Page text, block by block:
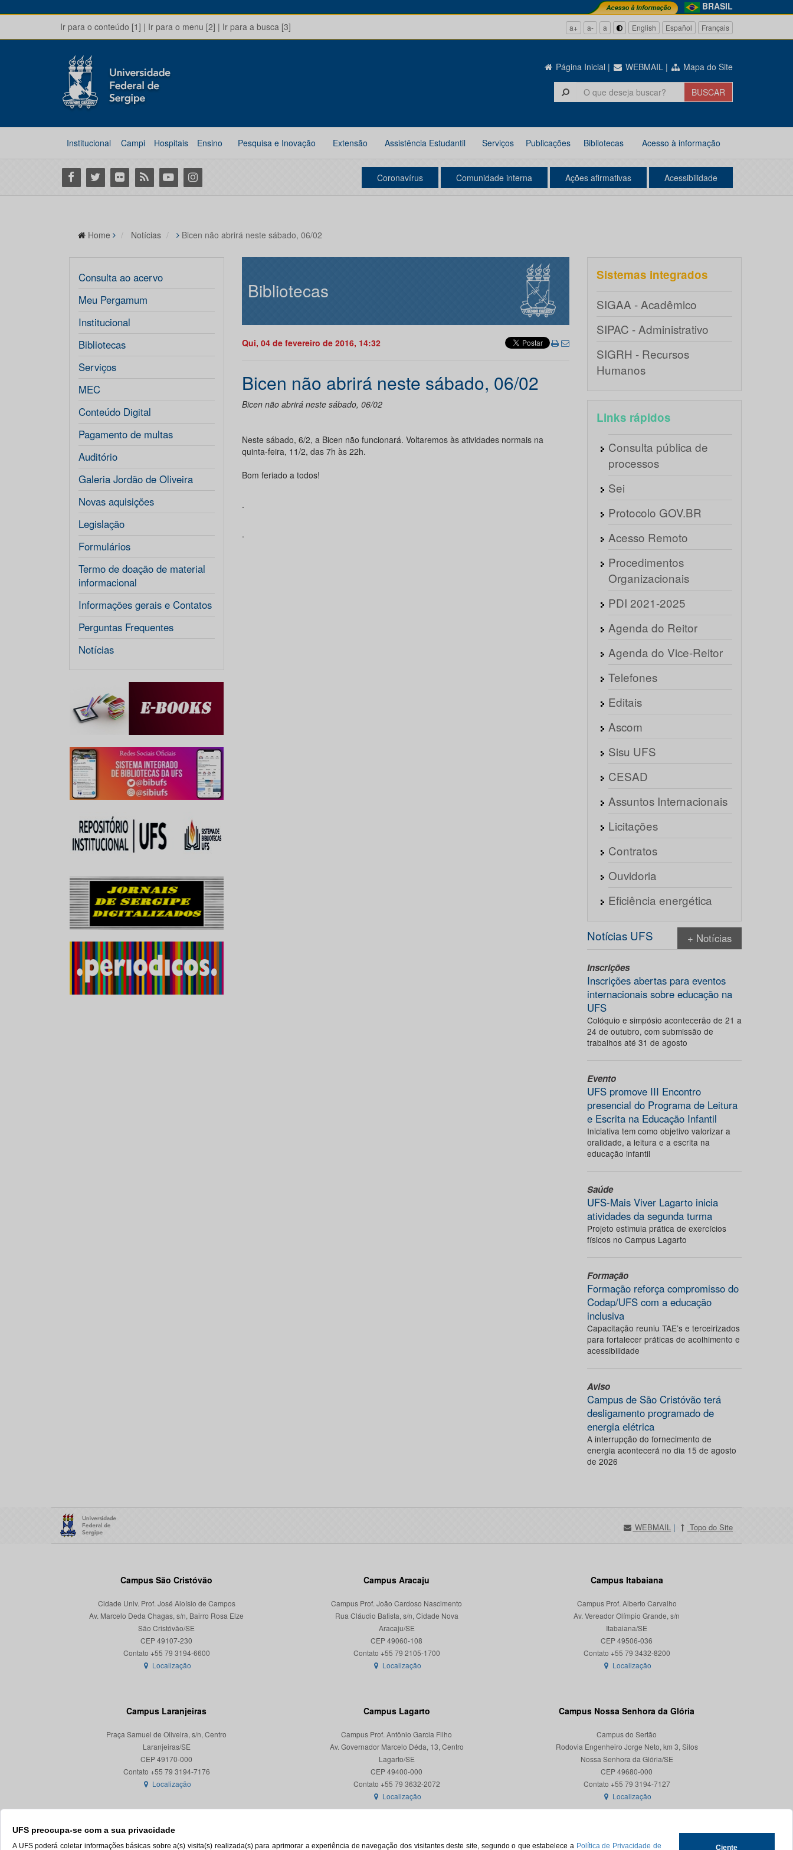
BRASIL
Ir para o conteúdo [1] | Ir para o menu [2] | Ir para a busca [3] a+ a- a English Español Français
Página Inicial | WEBMAIL | Mapa do Site
Institucional Campi Hospitais Ensino Pesquisa e Inovação Extensão Assistência Estudantil Serviços Publicações Bibliotecas Acesso à informação
Facebook
Twitter Flickr RSS YoutubeInstagram Coronavírus Comunidade interna Ações afirmativas Acessibilidade
UFS preocupa-se com a sua privacidade
A UFS poderá coletar informações básicas sobre a(s) visita(s) realizada(s) para aprimorar a experiência de navegação dos visitantes deste site, segundo o que estabelece a Política de Privacidade de Ciente
Home Notícias Bicen não abrirá neste sábado, 06/02
Consulta ao acervo
Meu Pergamum
Institucional
Bibliotecas
Serviços
MEC
Conteúdo Digital
Pagamento de multas
Auditório
Galeria Jordão de Oliveira
Novas aquisições
Legislação
Formulários
Termo de doação de material
informacional
Informações gerais e Contatos
Perguntas Frequentes
Notícias
Bibliotecas
Qui, 04 de fevereiro de 2016, 14:32
Bicen não abrirá neste sábado, 06/02
Bicen não abrirá neste sábado, 06/02
Neste sábado, 6/2, a Bicen não funcionará. Voltaremos às atividades normais na
quinta-feira, 11/2, das 7h às 22h.
Bom feriado a todos!
.
.
Sistemas integrados
SIGAA - Acadêmico
SIPAC - Administrativo
SIGRH - Recursos
Humanos
Links rápidos
Consulta pública de
processos
Sei
Protocolo GOV.BR
Acesso Remoto
Procedimentos
Organizacionais
PDI 2021-2025
Agenda do Reitor
Agenda do Vice-Reitor
Telefones
Editais
Ascom
Sisu UFS
CESAD
Assuntos Internacionais
Licitações
Contratos
Ouvidoria
Eficiência energética
Notícias UFS + Notícias
Inscrições
Inscrições abertas para eventos
internacionais sobre educação na
UFS
Colóquio e simpósio acontecerão de 21 a
24 de outubro, com submissão de
trabalhos até 31 de agosto
Evento
UFS promove III Encontro
presencial do Programa de Leitura
e Escrita na Educação Infantil
Iniciativa tem como objetivo valorizar a
oralidade, a leitura e a escrita na
educação infantil
Saúde
UFS-Mais Viver Lagarto inicia
atividades da segunda turma
Projeto estimula prática de exercícios
físicos no Campus Lagarto
Formação
Formação reforça compromisso do
Codap/UFS com a educação
inclusiva
Capacitação reuniu TAE’s e terceirizados
para fortalecer práticas de acolhimento e
acessibilidade
Aviso
Campus de São Cristóvão terá
desligamento programado de
energia elétrica
A interrupção do fornecimento de
energia acontecerá no dia 15 de agosto
de 2026
WEBMAIL | Topo do Site
Campus São Cristóvão
Cidade Univ. Prof. José Aloísio de Campos
Av. Marcelo Deda Chagas, s/n, Bairro Rosa Elze
São Cristóvão/SE
CEP 49107-230
Localização
Campus Aracaju
Campus Prof. João Cardoso Nascimento
Rua Cláudio Batista, s/n, Cidade Nova
Aracaju/SE
CEP 49060-108
Localização
Campus Itabaiana
Campus Prof. Alberto Carvalho
Av. Vereador Olímpio Grande, s/n
Itabaiana/SE
CEP 49506-036
Localização
Campus Laranjeiras
Praça Samuel de Oliveira, s/n, Centro
Laranjeiras/SE
CEP 49170-000
Localização
Campus Lagarto
Campus Prof. Antônio Garcia Filho
Av. Governador Marcelo Déda, 13, Centro
Lagarto/SE
CEP 49400-000
Localização
Campus Nossa Senhora da Glória
Campus do Sertão
Rodovia Engenheiro Jorge Neto, km 3, Silos
Nossa Senhora da Glória/SE
CEP 49680-000
Contato +55 79 3194-7127
Localização